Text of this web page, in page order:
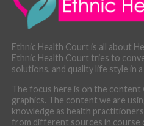
Ethnic Health Court is all about
Ethnic Health Court tries to
solutions, and quality life style in
The focus here is on the content
graphics. The content we are
knowledge as health
from different sources in course